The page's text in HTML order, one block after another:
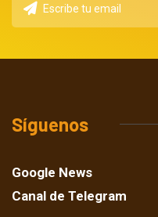
Síguenos
Google News
Canal de Telegram